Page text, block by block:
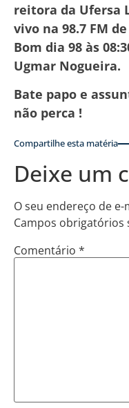
reitora da Ufersa
vivo na 98.7 FM
Bom dia 98 às
Ugmar Nogueira.
Bate papo e
não perca !
Compartilhe esta matéria
Deixe um
O seu endereço de
Campos obrigatórios
Comentário *